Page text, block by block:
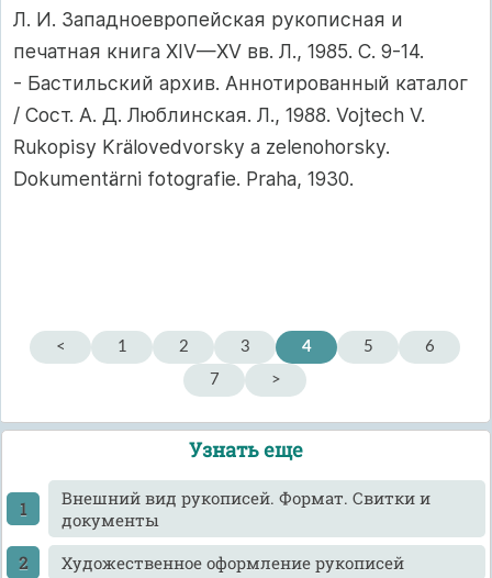
Л. И. Западноевропейская рукописная и
печатная книга XIV—XV вв. Л., 1985. С. 9-14.
- Бастильский архив. Аннотированный каталог
/ Сост. А. Д. Люблинская. Л., 1988. Vojtech V.
Rukopisy Krälovedvorsky а zelenohorsky.
Dokumentärni fotografie. Praha, 1930.
< 1 2 3 4 5
6
7
>
Узнать еще
Внешний вид рукописей. Формат. Свитки и
документы
Художественное оформление рукописей